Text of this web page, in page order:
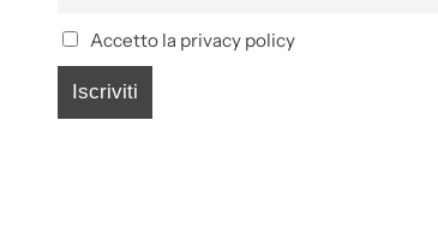
Accetto la privacy policy